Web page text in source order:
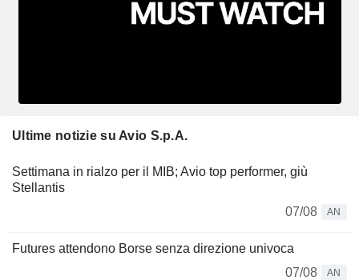
Ultime notizie su Avio S.p.A.
Settimana in rialzo per il MIB; Avio top performer, giù
Stellantis
07/08
AN
Futures attendono Borse senza direzione univoca
07/08
AN